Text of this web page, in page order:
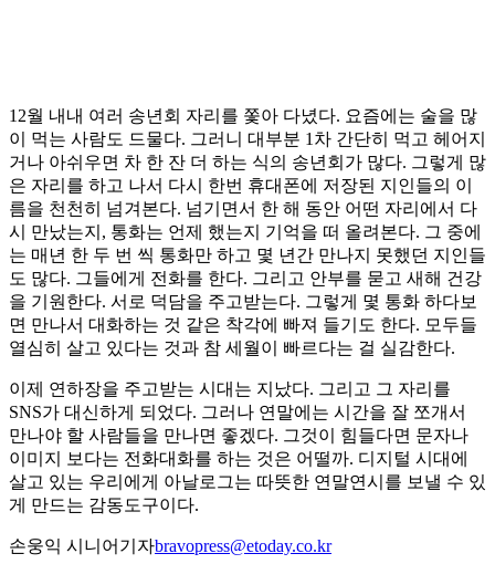
12월 내내 여러 송년회 자리를 쫓아 다녔다. 요즘에는 술을 많
이 먹는 사람도 드물다. 그러니 대부분 1차 간단히 먹고 헤어지
거나 아쉬우면 차 한 잔 더 하는 식의 송년회가 많다. 그렇게 많
은 자리를 하고 나서 다시 한번 휴대폰에 저장된 지인들의 이
름을 천천히 넘겨본다. 넘기면서 한 해 동안 어떤 자리에서 다
시 만났는지, 통화는 언제 했는지 기억을 떠 올려본다. 그 중에
는 매년 한 두 번 씩 통화만 하고 몇 년간 만나지 못했던 지인들
도 많다. 그들에게 전화를 한다. 그리고 안부를 묻고 새해 건강
을 기원한다. 서로 덕담을 주고받는다. 그렇게 몇 통화 하다보
면 만나서 대화하는 것 같은 착각에 빠져 들기도 한다. 모두들
열심히 살고 있다는 것과 참 세월이 빠르다는 걸 실감한다.
이제 연하장을 주고받는 시대는 지났다. 그리고 그 자리를
SNS가 대신하게 되었다. 그러나 연말에는 시간을 잘 쪼개서
만나야 할 사람들을 만나면 좋겠다. 그것이 힘들다면 문자나
이미지 보다는 전화대화를 하는 것은 어떨까. 디지털 시대에
살고 있는 우리에게 아날로그는 따뜻한 연말연시를 보낼 수 있
게 만드는 감동도구이다.
손웅익 시니어기자bravopress@etoday.co.kr